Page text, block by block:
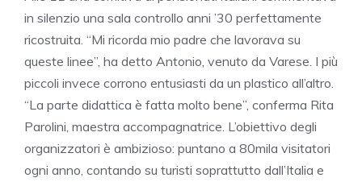
in silenzio una sala controllo anni ’30 perfettamente
ricostruita. “Mi ricorda mio padre che lavorava su
queste linee”, ha detto Antonio, venuto da Varese. I più
piccoli invece corrono entusiasti da un plastico all’altro.
“La parte didattica è fatta molto bene”, conferma Rita
Parolini, maestra accompagnatrice. L’obiettivo degli
organizzatori è ambizioso: puntano a 80mila visitatori
ogni anno, contando su turisti soprattutto dall’Italia e